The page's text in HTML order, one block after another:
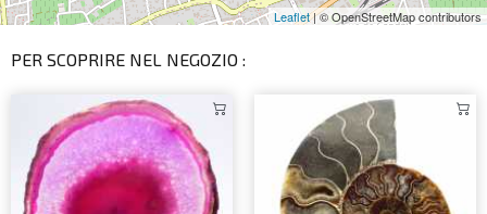
Leaflet| © OpenStreetMap contributors
PER SCOPRIRE NEL NEGOZIO :